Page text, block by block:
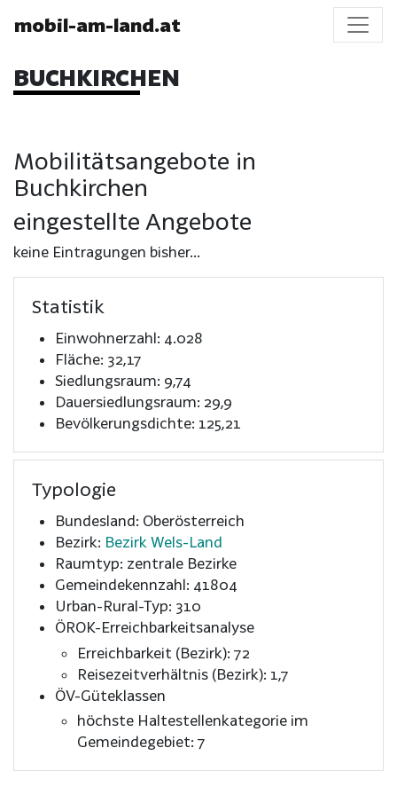
mobil-am-land.at
BUCHKIRCHEN
Mobilitätsangebote in
Buchkirchen
eingestellte Angebote
keine Eintragungen bisher...
Statistik
Einwohnerzahl: 4.028
Fläche: 32,17
Siedlungsraum: 9,74
Dauersiedlungsraum: 29,9
Bevölkerungsdichte: 125,21
Typologie
Bundesland: Oberösterreich
Bezirk: Bezirk Wels-Land
Raumtyp: zentrale Bezirke
Gemeindekennzahl: 41804
Urban-Rural-Typ: 310
ÖROK-Erreichbarkeitsanalyse
Erreichbarkeit (Bezirk): 72
Reisezeitverhältnis (Bezirk): 1,7
ÖV-Güteklassen
höchste Haltestellenkategorie im
Gemeindegebiet: 7